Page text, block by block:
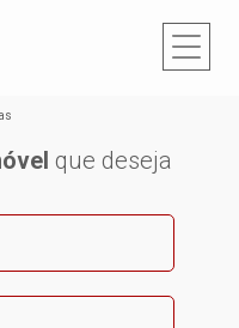
que deseja